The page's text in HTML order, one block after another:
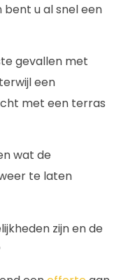
u al snel een
gevallen met
een
met een terras
wat de
te laten
zijn en de